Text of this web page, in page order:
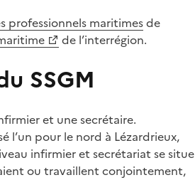
professionnels maritimesde
de l’interrégion.
SSGM
et une secrétaire.
l’un pour le nord à Lézardrieux,
infirmier et secrétariat se situe
ou travaillent conjointement,